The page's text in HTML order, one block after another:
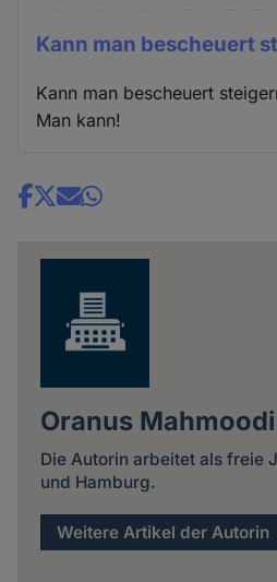
Kann man bescheuert
Kann man bescheuert
Man kann!
Share
Oranus Mahmoodi
Die Autorin arbeitet als freie
und Hamburg.
Weitere Artikel der Autorin